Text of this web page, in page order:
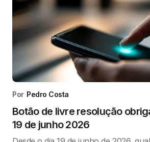
Por Pedro Costa
Botão de livre resolução
19 de junho 2026